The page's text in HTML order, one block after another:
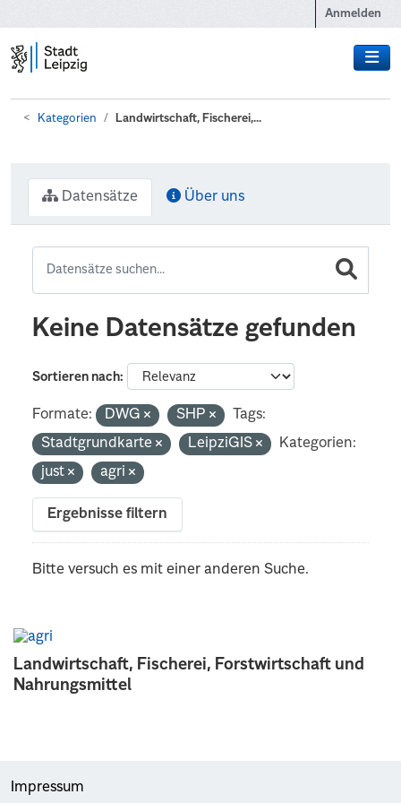
Anmelden
Kategorien Landwirtschaft, Fischerei,...
Landwirtschaft, Fischerei, Forstwirtschaft und
Nahrungsmittel
Datensätze Über uns
Keine Datensätze gefunden
Sortieren nach
Formate: DWG SHP
Tags:
Stadtgrundkarte
LeipziGIS
Kategorien:
just
agri
Ergebnisse filtern
Bitte versuch es mit einer anderen Suche.
Impressum